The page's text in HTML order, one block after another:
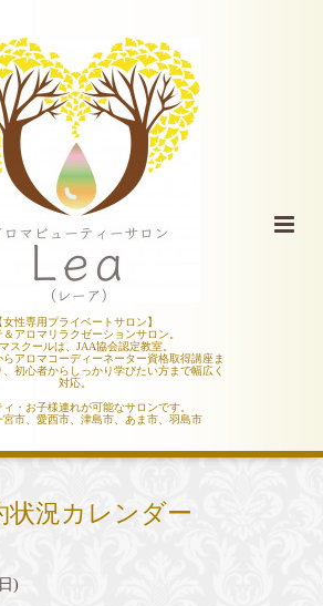
女性専用プライベートサロン】
＆アロマリラクゼーションサロン。
スクールは、JAA協会認定教室。
らアロマコーディーネーター資格取得講座ま
初心者からしっかり学びたい方まで幅広く
対応。
・お子様連れが可能なサロンです。
宮市、愛西市、津島市、あま市、羽島市
状況カレンダー
)